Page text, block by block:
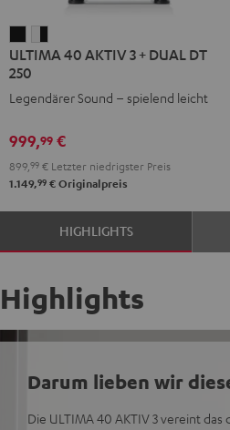
40
AKTIV
3
DUAL
DT
250
Schwarz
Schwarz
40
3
DUAL
DT
250
Weiß
Schwarz
ULTIMA 40 AKTIV 3 + DUAL DT
250
Legendärer Sound – spielend leicht
999,99 €
899, 99 € Letzter niedrigster Preis
1.149,99 € Originalpreis
HIGHLIGHTS
Highlights
Darum lieben wir
Die ULTIMA 40 AKTIV 3 vereint